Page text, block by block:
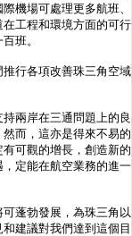
機場可處理更多航班、
工程和環境方面的可行
班。
行各項改善珠三角空域
兩岸在三通問題上的良
而，這亦是得來不易的
可觀的增長，創造新的
定能在航空業務的進一
蓬勃發展，為珠三角以
建議對我們達到這個目